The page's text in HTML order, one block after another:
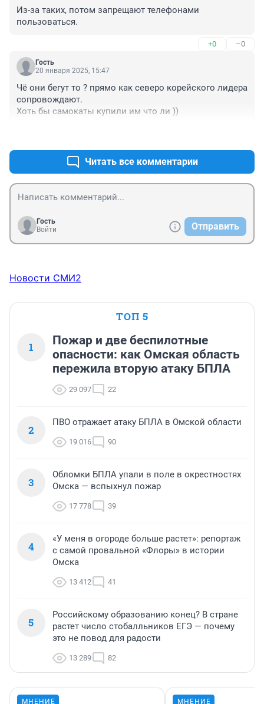
Из-за таких, потом запрещают телефонами
пользоваться.
+0 –0
Гость
20 января 2025, 15:47
Чё они бегут то ? прямо как северо корейского лидера
сопровождают.
Хоть бы самокаты купили им что ли ))
Читать все комментарии
Гость
Войти
Отправить
Новости СМИ2
ТОП 5
1
Пожар и две беспилотные
опасности: как Омская область
пережила вторую атаку БПЛА
29 097 22
2
ПВО отражает атаку БПЛА в Омской области
19 016 90
3
Обломки БПЛА упали в поле в окрестностях
Омска — вспыхнул пожар
17 778 39
4
«У меня в огороде больше растет»: репортаж
с самой провальной «Флоры» в истории
Омска
13 412 41
5
Российскому образованию конец? В стране
растет число стобалльников ЕГЭ — почему
это не повод для радости
13 289 82
МНЕНИЕ МНЕНИЕ